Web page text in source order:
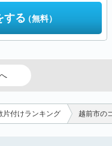
する（無料）
片付けランキング 越前市の